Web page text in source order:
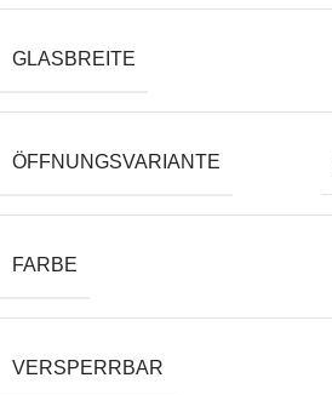
GLASBREITE
ÖFFNUNGSVARIANTE
FARBE
VERSPERRBAR